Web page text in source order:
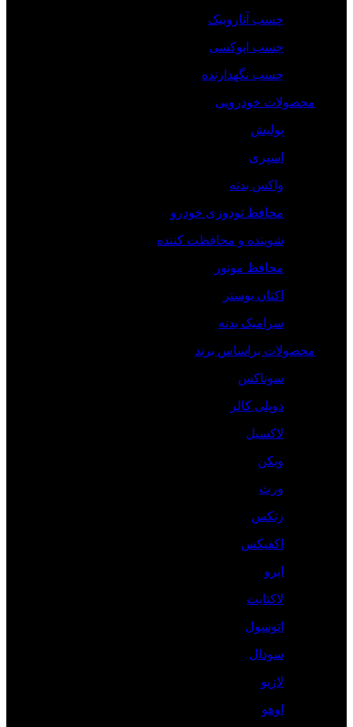
چسب‌ آناروبیک
چسب‌ اپوکسی
چسب نگهدارنده
محصولات خودرویی
پولیش
اسپری
واکس بدنه
محافظ تودوزی خودرو
شوینده و محافظت کننده
محافظ موتور
اکتان بوستر
سرامیک بدنه
محصولات براساس برند
سوناکس
دوپلی کالر
لاکسیل
ویکن
ورث
زتکس
اکفیکس
ابرو
لاکتایت
اتوسول
سودال
لازیو
اوهو